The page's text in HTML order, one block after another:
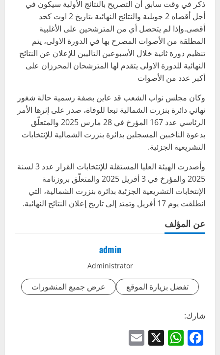
ذكر في وقت سابق أن التصريح بالنتائج الأولية سيكون في
أجل أقصاه 2 جويلية والنتائج النهائية بتاريخ 2 اوت كحد
أقصى.وإذا لم يتحصل أي من المترشحين على الأغلبية
المطلقة من الأصوات المصرح بها في الدورة الاولى، يتم
تنظيم دورة ثانية خلال الأسبوعين التاليين للإعلان عن النتائج
النهائية للدورة الاولى يتقدم لها المترشحان المحرزان على
أكبر عدد من الأصوات
وكان مجلس نواب الشعب قد عاين بصفة رسمية حالة شغور
نهائي دائرة بنزرت الشمالية تبعا للوفاة، صدر على إثرها الأمر
الرئاسي عدد 167 المؤرخ في 28 مارس 2025 والمتعلّق
بدعوة الناخبين المسجلين بدائرة بنزرت الشمالية للإنتخابات
التشريعية الجزئية.
وأصدرت الهيئة العليا المستقلة للإنتخابات القرار عدد 3 لسنة
2025 والمؤرخ في 3 أفريل 2025 والمتعلّق بروزنامة
الإنتخابات التشريعية الجزئية بدائرة بنزرت الشمالية، التي
انطلقت يوم 17 أفريل وتمتد إلى تاريخ إعلان النتائج النهائية.
عن المؤلف
admin
Administrator
تفضل بزيارة الموقع عرض جميع المنشورات
شارك:
Facebook
WhatsApp
X